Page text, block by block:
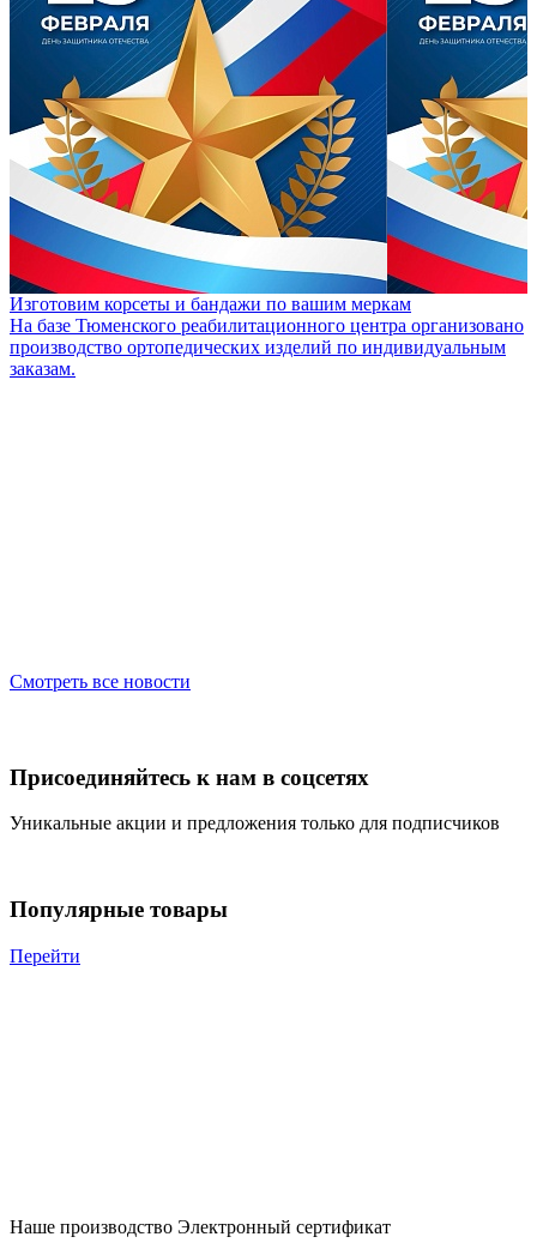
Изготовим корсеты и бандажи по вашим меркам
На базе Тюменского реабилитационного центра организовано
производство ортопедических изделий по индивидуальным
заказам.
Смотреть все новости
Присоединяйтесь к нам в соцсетях
Уникальные акции и предложения только для подписчиков
Популярные товары
Перейти
Наше производство Электронный сертификат